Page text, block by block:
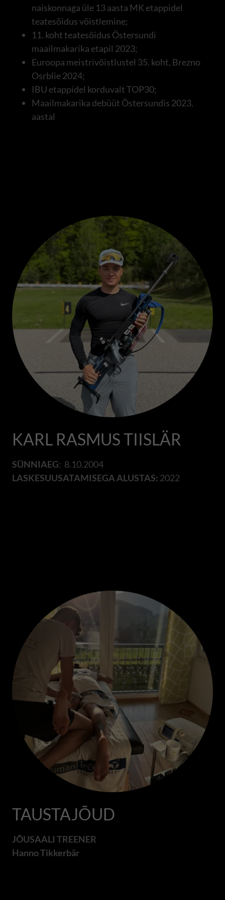
naiskonnaga üle 13 aasta MK etappidel
teatesõidus võistlemine;
11. koht teatesõidus Östersundi
maailmakarika etapil 2023;
Euroopa meistrivõistlustel 35. koht, Brezno
Osrblie 2024;
IBU etappidel korduvalt TOP30;
Maailmakarika debüüt Östersundis 2023.
aastal
KARL RASMUS TIISLÄR
SÜNNIAEG: 8.10.2004
LASKESUUSATAMISEGA ALUSTAS: 2022
TAUSTAJÕUD
JÕUSAALI TREENER
Hanno Tikkerbär